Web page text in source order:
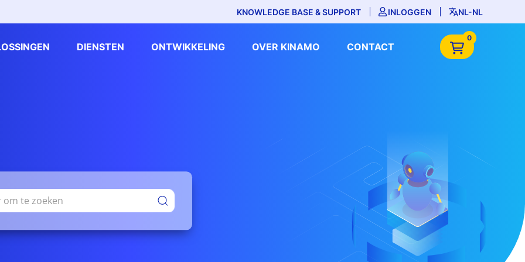
KNOWLEDGE BASE & SUPPORT INLOGGEN NL-NL
DIENSTEN ONTWIKKELING OVER KINAMO CONTACT
0